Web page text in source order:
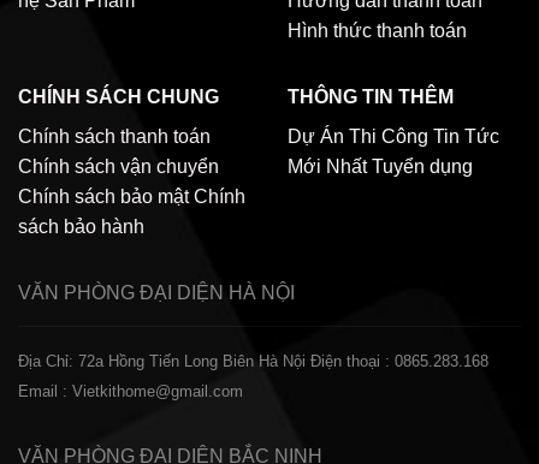
Hình thức thanh toán
CHÍNH SÁCH CHUNG
Chính sách thanh toán
Chính sách vận chuyển
Chính sách bảo mật Chính
sách bảo hành
THÔNG TIN THÊM
Dự Án Thi Công Tin Tức
Mới Nhất Tuyển dụng
VĂN PHÒNG ĐẠI DIỆN HÀ NỘI
Địa Chỉ: 72a Hồng Tiến Long Biên Hà Nội Điện thoại : 0865.283.168
Email : Vietkithome@gmail.com
VĂN PHÒNG ĐẠI DIỆN BẮC NINH